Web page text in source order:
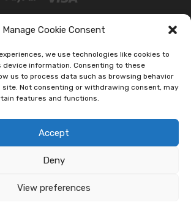
Manage Cookie Consent
we use technologies like cookies to
information. Consenting to these
us to process data such as browsing behavior
site. Not consenting or withdrawing consent, may
features and functions.
Accept
Deny
View preferences
Auto Parts | Icons made by
prodotti per auto e moto.